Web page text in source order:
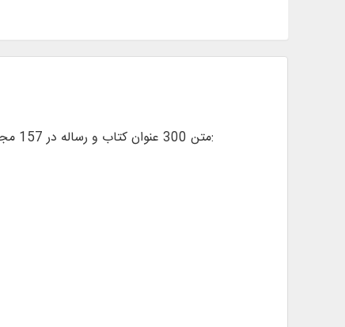
• متن 300 عنوان كتاب و رساله در 157 مجلد (108 عنوان کتاب و 192 رساله)، از آثار استاد سید مهدی رجایی و ديگر آثار مرتبط، به زبان عربی و فارسی در موضوع: